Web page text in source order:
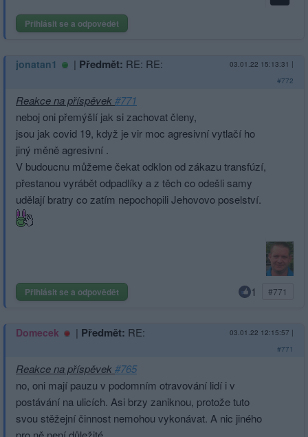
Přihlásit se a odpovědět
jonatan1 | Předmět: RE: RE: 03.01.22 15:13:31 |
#772
Reakce na příspěvek#771
neboj oni přemýšlí jak si zachovat členy,
jsou jak covid 19, když je vir moc agresivní vytlačí ho
jiný měně agresivní .
V budoucnu můžeme čekat odklon od zákazu transfúzí,
přestanou vyrábět odpadlíky a z těch co odešli samy
udělají bratry co zatím nepochopili Jehovovo poselství.
Přihlásit se a odpovědět 1 #771
Domecek | Předmět: RE: 03.01.22 12:15:57 |
#771
Reakce na příspěvek#765
no, oni mají pauzu v podomním otravování lidí i v
postávání na ulicích. Asi brzy zaniknou, protože tuto
svou stěžejní činnost nemohou vykonávat. A nic jiného